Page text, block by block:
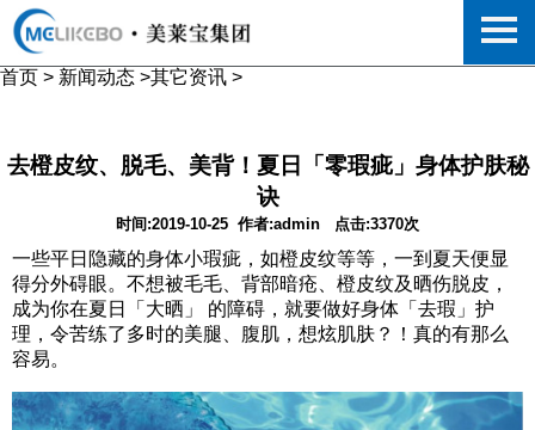
首页 > 新闻动态 >其它资讯 >
去橙皮纹、脱毛、美背！夏日「零瑕疵」身体护肤秘
诀
时间:2019-10-25 作者:admin 点击:3370次
一些平日隐藏的身体小瑕疵，如橙皮纹等等，一到夏天便显
得分外碍眼。不想被毛毛、背部暗疮、橙皮纹及晒伤脱皮，
成为你在夏日「大晒」 的障碍，就要做好身体「去瑕」护
理，令苦练了多时的美腿、腹肌，想炫肌肤？！真的有那么
容易。